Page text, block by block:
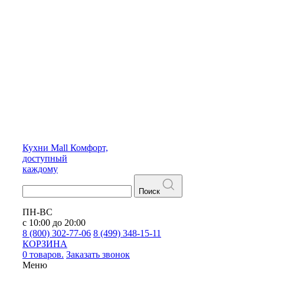
Кухни Mall Комфорт,
доступный
каждому
Поиск
ПН-ВС
с 10:00 до 20:00
8 (800) 302-77-06 8 (499) 348-15-11
КОРЗИНА
0 товаров. Заказать звонок
Меню